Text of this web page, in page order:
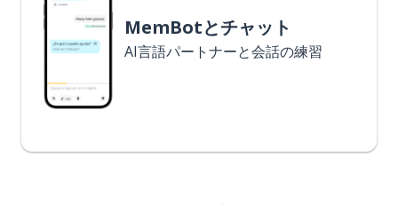
MemBotとチャット
AI言語パートナーと会話の練習